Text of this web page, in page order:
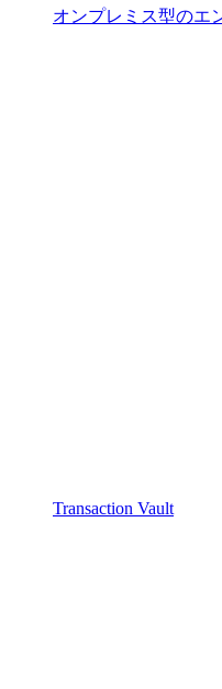
オンプレミス型のエ
Transaction Vault